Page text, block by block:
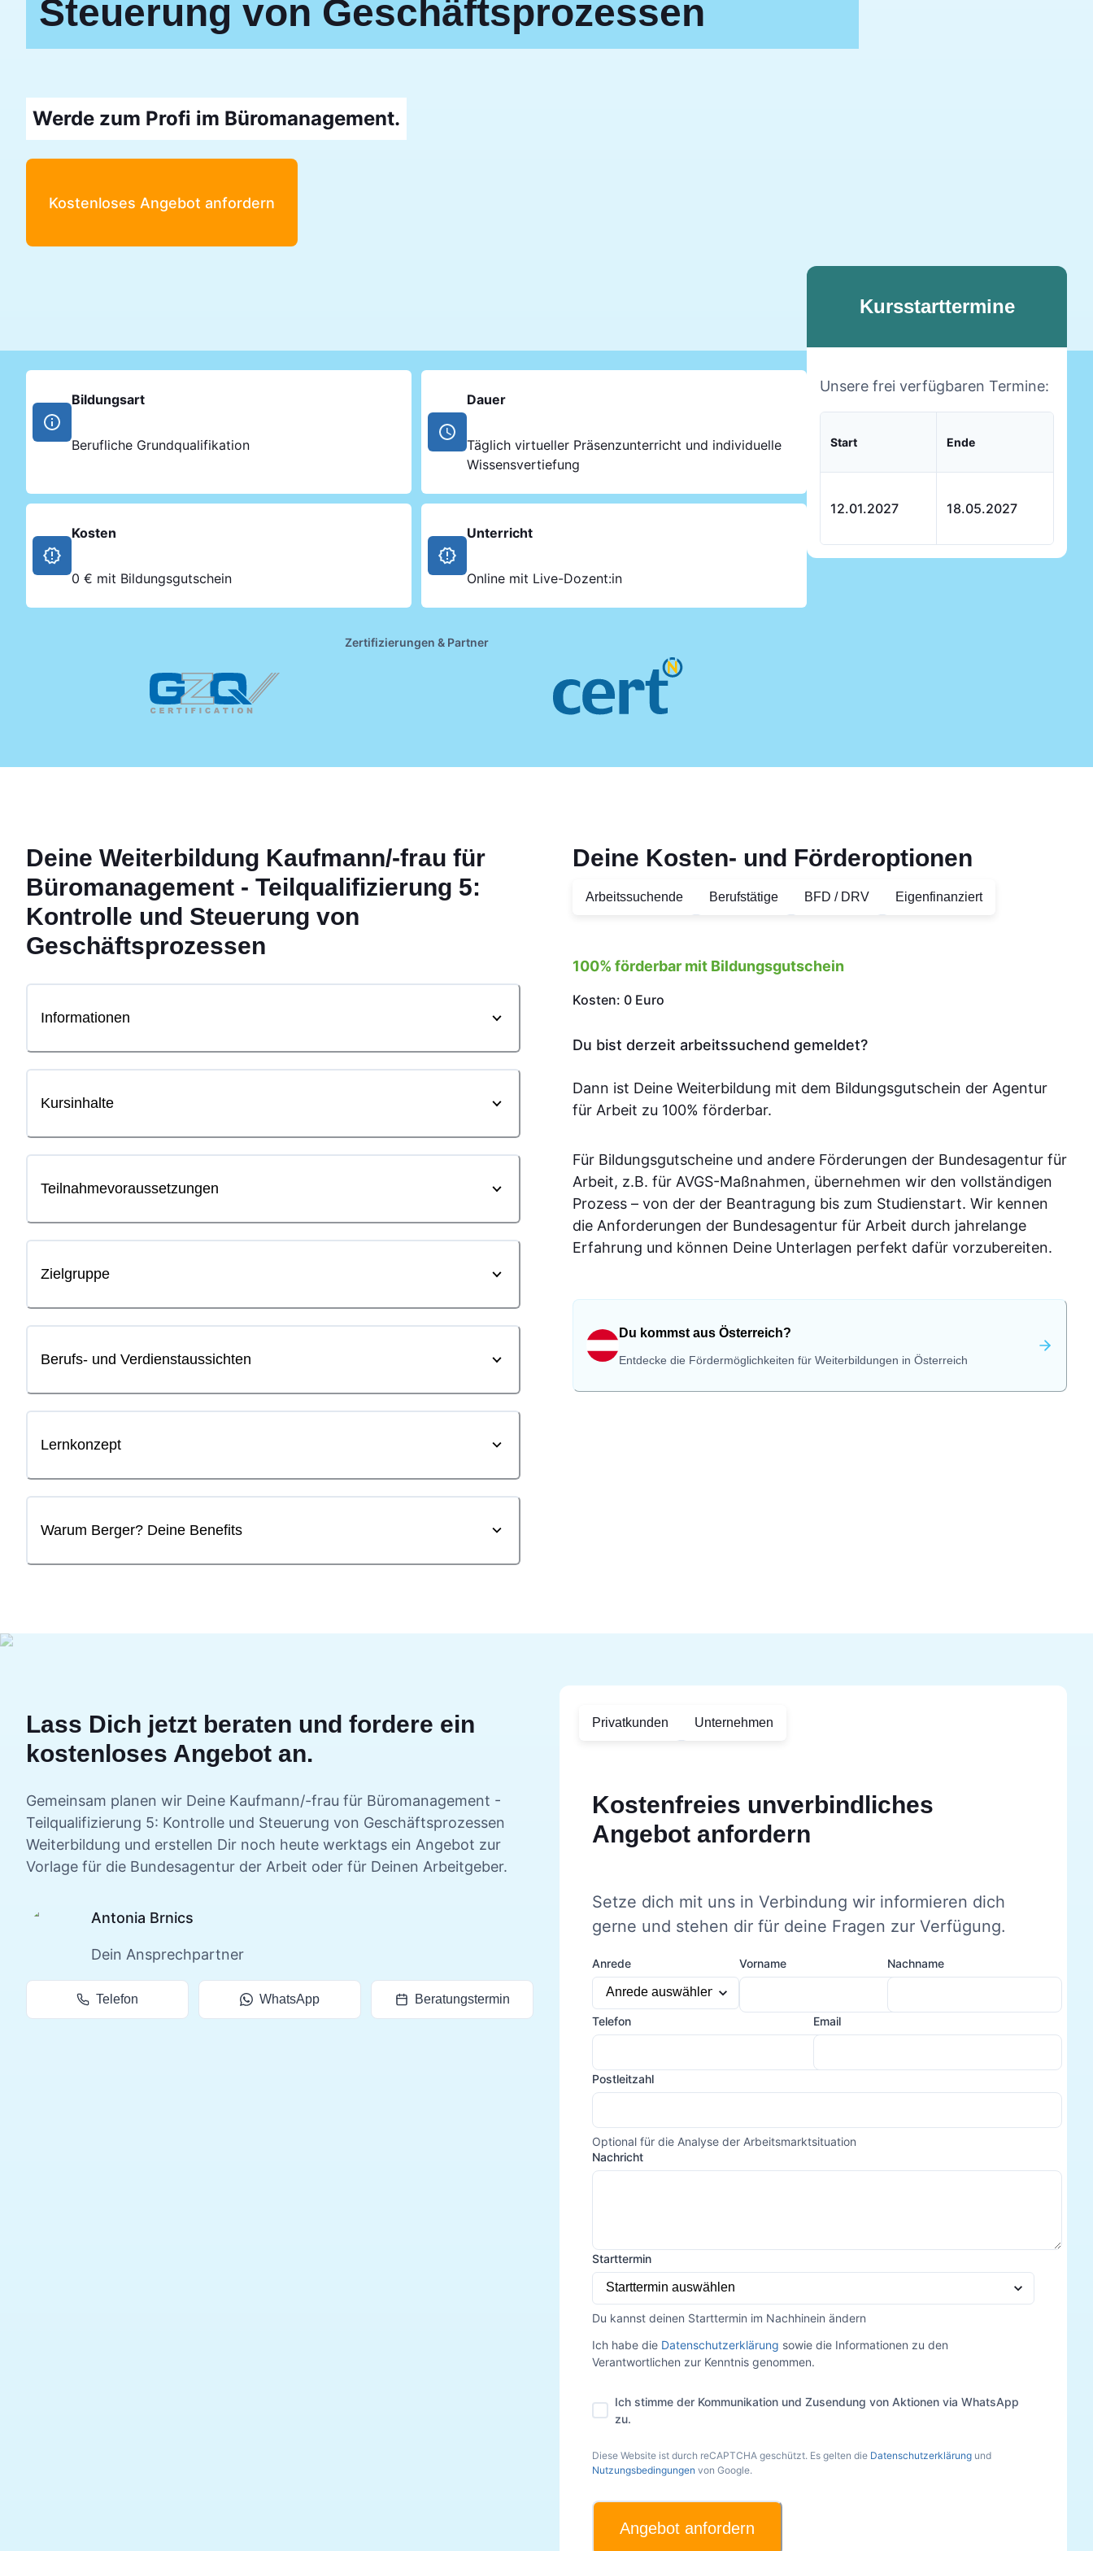
Steuerung von Geschäftsprozessen
Werde zum Profi im Büromanagement.
Kostenloses Angebot anfordern
Bildungsart
Berufliche Grundqualifikation
Dauer
Täglich virtueller Präsenzunterricht und individuelle
Wissensvertiefung
Kosten
0 € mit Bildungsgutschein
Unterricht
Online mit Live-Dozent:in
Zertifizierungen & Partner
Kursstarttermine
Unsere frei verfügbaren Termine:
Start Ende
12.01.2027 18.05.2027
Deine Weiterbildung Kaufmann/-frau für
Büromanagement - Teilqualifizierung 5:
Kontrolle und Steuerung von
Geschäftsprozessen
Informationen
Kursinhalte
Teilnahmevoraussetzungen
Zielgruppe
Berufs- und Verdienstaussichten
Lernkonzept
Warum Berger? Deine Benefits
Deine Kosten- und Förderoptionen
Arbeitssuchende Berufstätige BFD / DRV Eigenfinanziert
100% förderbar mit Bildungsgutschein
Kosten: 0 Euro
Du bist derzeit arbeitssuchend gemeldet?
Dann ist Deine Weiterbildung mit dem Bildungsgutschein der Agentur
für Arbeit zu 100% förderbar.
Für Bildungsgutscheine und andere Förderungen der Bundesagentur für
Arbeit, z.B. für AVGS-Maßnahmen, übernehmen wir den vollständigen
Prozess – von der der Beantragung bis zum Studienstart. Wir kennen
die Anforderungen der Bundesagentur für Arbeit durch jahrelange
Erfahrung und können Deine Unterlagen perfekt dafür vorzubereiten.
Du kommst aus Österreich?
Entdecke die Fördermöglichkeiten für Weiterbildungen in Österreich
Lass Dich jetzt beraten und fordere ein
kostenloses Angebot an.
Gemeinsam planen wir Deine Kaufmann/-frau für Büromanagement -
Teilqualifizierung 5: Kontrolle und Steuerung von Geschäftsprozessen
Weiterbildung und erstellen Dir noch heute werktags ein Angebot zur
Vorlage für die Bundesagentur der Arbeit oder für Deinen Arbeitgeber.
Antonia Brnics
Dein Ansprechpartner
Telefon WhatsApp Beratungstermin
Privatkunden Unternehmen
Kostenfreies unverbindliches
Angebot anfordern
Setze dich mit uns in Verbindung wir informieren dich
gerne und stehen dir für deine Fragen zur Verfügung.
Anrede Vorname Nachname
Telefon Email
Postleitzahl
Optional für die Analyse der Arbeitsmarktsituation
Nachricht
Starttermin
Du kannst deinen Starttermin im Nachhinein ändern
Ich habe die Datenschutzerklärung sowie die Informationen zu den
Verantwortlichen zur Kenntnis genommen.
Ich stimme der Kommunikation und Zusendung von Aktionen via WhatsApp
zu.
Diese Website ist durch reCAPTCHA geschützt. Es gelten die Datenschutzerklärung und
Nutzungsbedingungen von Google.
Angebot anfordern